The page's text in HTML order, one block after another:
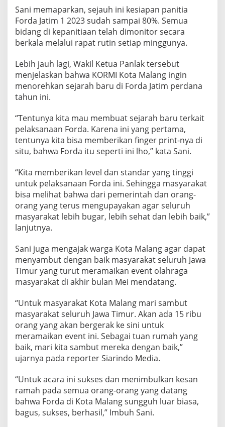
3
Sani memaparkan, sejauh ini kesiapan panitia
Forda Jatim 1 2023 sudah sampai 80%. Semua
bidang di kepanitiaan telah dimonitor secara
berkala melalui rapat rutin setiap minggunya.
Lebih jauh lagi, Wakil Ketua Panlak tersebut
menjelaskan bahwa KORMI Kota Malang ingin
menorehkan sejarah baru di Forda Jatim perdana
tahun ini.
“Tentunya kita mau membuat sejarah baru terkait
pelaksanaan Forda. Karena ini yang pertama,
tentunya kita bisa memberikan finger print-nya di
situ, bahwa Forda itu seperti ini lho,” kata Sani.
“Kita memberikan level dan standar yang tinggi
untuk pelaksanaan Forda ini. Sehingga masyarakat
bisa melihat bahwa dari pemerintah dan orang-
orang yang terus mengupayakan agar seluruh
masyarakat lebih bugar, lebih sehat dan lebih baik,”
lanjutnya.
Sani juga mengajak warga Kota Malang agar dapat
menyambut dengan baik masyarakat seluruh Jawa
Timur yang turut meramaikan event olahraga
masyarakat di akhir bulan Mei mendatang.
“Untuk masyarakat Kota Malang mari sambut
masyarakat seluruh Jawa Timur. Akan ada 15 ribu
orang yang akan bergerak ke sini untuk
meramaikan event ini. Sebagai tuan rumah yang
baik, mari kita sambut mereka dengan baik,”
ujarnya pada reporter Siarindo Media.
“Untuk acara ini sukses dan menimbulkan kesan
ramah pada semua orang-orang yang datang
bahwa Forda di Kota Malang sungguh luar biasa,
bagus, sukses, berhasil,” Imbuh Sani.